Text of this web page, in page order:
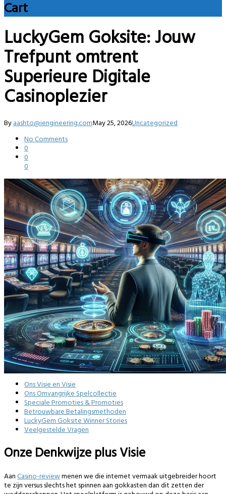
Cart
LuckyGem Goksite: Jouw
Trefpunt omtrent
Superieure Digitale
Casinoplezier
Byaashto@iengineering.comMay 25, 2026Uncategorized
No Comments
0
0
0
Ons Visie en Visie
Ons Omvangrijke Spelcollectie
Speciale Promoties & Promoties
Betrouwbare Betalingsmethoden
LuckyGem Goksite Winner Stories
Veelgestelde Vragen
Onze Denkwijze plus Visie
AanCasino-reviewmenen we die internet vermaak uitgebreider hoort
te zijn versus slechts het spinnen aan gokkasten dan dit zetten der